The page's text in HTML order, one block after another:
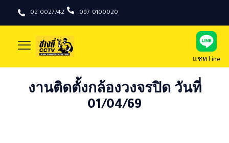
02-0027742 097-0100020
แชท Line
งานติดตั้งกล้องวงจรปิด วันที่
01/04/69